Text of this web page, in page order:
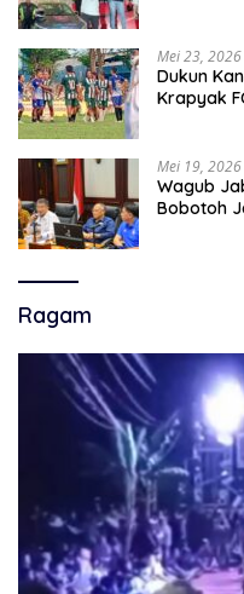
Mei 23, 2026
Dukun
Krapyak
Mei 19, 2026
Wagub
Bobotoh
Ragam